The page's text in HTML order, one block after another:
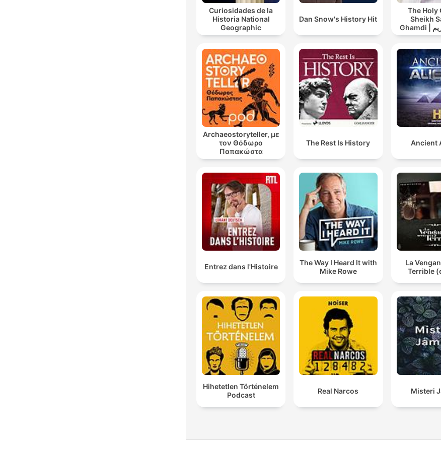
Curiosidades de la
Historia National
Geographic
Dan Snow's History Hit
The Holy
Sheikh
Ghamdi | القران الكريم
Archaeostoryteller, με
τον Θόδωρο
Παπακώστα
The Rest Is History Ancient
Entrez dans l'Histoire
The Way I Heard It with
Mike Rowe
La
Terrible
Hihetetlen Történelem
Podcast
Real Narcos Misteri